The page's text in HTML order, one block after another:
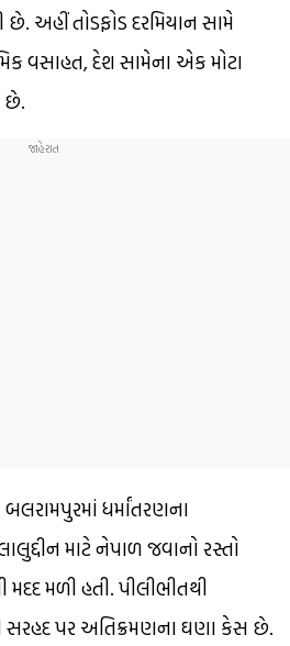
અહીં તોડફોડ દરમિયાન સામે
વસાહત, દેશ સામેના એક મોટા
છે.
ધર્માંતરણના
માટે નેપાળ જવાનો રસ્તો
મળી હતી. પીલીભીતથી
સરહદ પર અતિક્રમણના ઘણા કેસ છે.